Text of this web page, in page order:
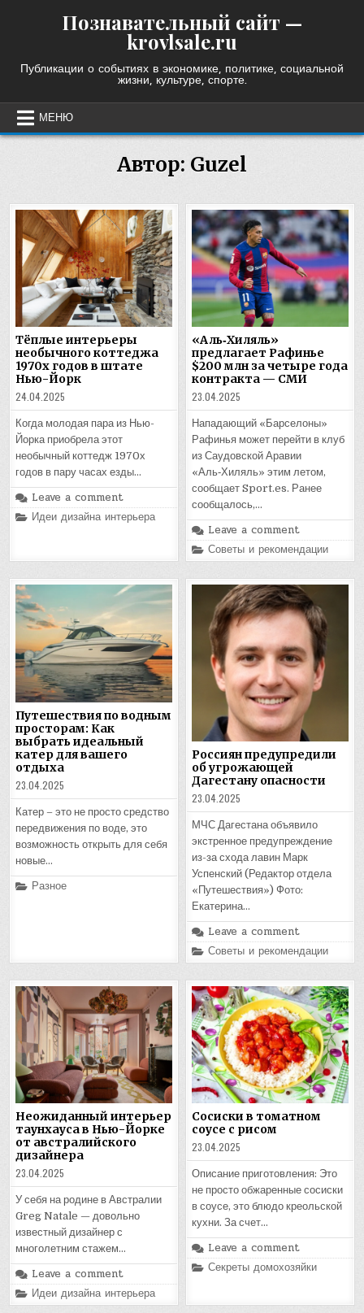
Познавательный сайт —
krovlsale.ru
Публикации о событиях в экономике, политике, социальной
жизни, культуре, спорте.
МЕНЮ
Автор: Guzel
Тёплые интерьеры
необычного коттеджа
1970х годов в штате
Нью-Йорк
24.04.2025
Когда молодая пара из Нью-
Йорка приобрела этот
необычный коттедж 1970х
годов в пару часах езды…
Leave a comment
Posted
in
Идеи дизайна интерьера
«Аль‑Хиляль»
предлагает Рафинье
$200 млн за четыре года
контракта — СМИ
23.04.2025
Нападающий «Барселоны»
Рафинья может перейти в клуб
из Саудовской Аравии
«Аль‑Хиляль» этим летом,
сообщает Sport.es. Ранее
сообщалось,…
Leave a comment
Posted
in
Советы и рекомендации
Путешествия по водным
просторам: Как
выбрать идеальный
катер для вашего
отдыха
23.04.2025
Катер – это не просто средство
передвижения по воде, это
возможность открыть для себя
новые…
Posted
Разное
Россиян предупредили
об угрожающей
Дагестану опасности
23.04.2025
МЧС Дагестана объявило
экстренное предупреждение
из-за схода лавин Марк
Успенский (Редактор отдела
«Путешествия») Фото:
Екатерина…
Leave a comment
Posted
in
Советы и рекомендации
Неожиданный интерьер
таунхауса в Нью-Йорке
от австралийского
дизайнера
23.04.2025
У себя на родине в Австралии
Greg Natale — довольно
известный дизайнер с
многолетним стажем…
Leave a comment
Posted
in
Идеи дизайна интерьера
Сосиски в томатном
соусе с рисом
23.04.2025
Описание приготовления: Это
не просто обжаренные сосиски
в соусе, это блюдо креольской
кухни. За счет…
Leave a comment
Posted
Секреты домохозяйки